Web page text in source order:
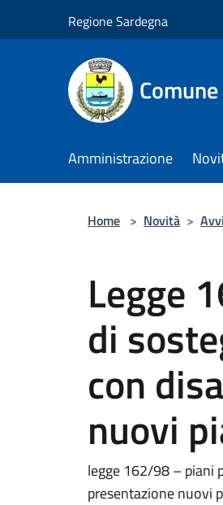
Regione Sardegna
Amministrazione
Home > Novità >
Legge
di
con
nuovi
legge 162/98 – piani
presentazione nuovi